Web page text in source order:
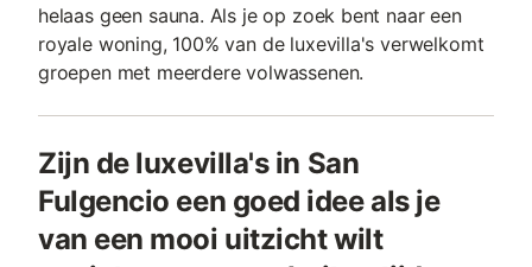
helaas geen sauna. Als je op zoek bent naar een
royale woning, 100% van de luxevilla's verwelkomt
groepen met meerdere volwassenen.
Zijn de luxevilla's in San
Fulgencio een goed idee als je
van een mooi uitzicht wilt